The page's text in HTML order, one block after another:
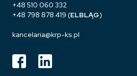
+48 510 060 332
+48 798 878 419 (ELBLĄG)
kancelaria@krp-ks.pl